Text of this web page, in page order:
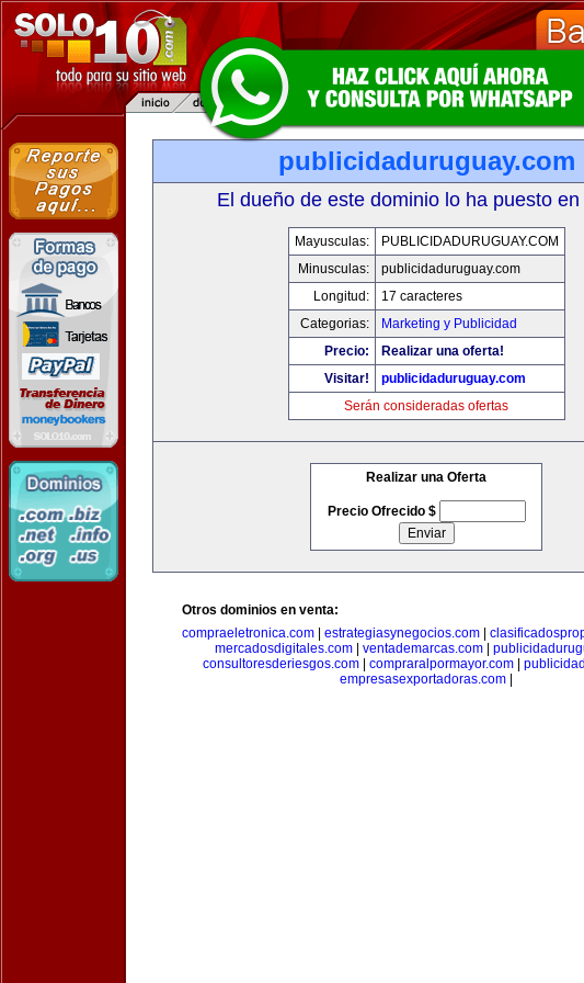
publicidaduruguay.com
El dueño de este dominio lo ha puesto en
Mayusculas:
PUBLICIDADURUGUAY.COM
Minusculas:
publicidaduruguay.com
Longitud:
17 caracteres
Categorias:
Marketing y Publicidad
Precio:
Realizar una oferta!
Visitar!
publicidaduruguay.com
Serán consideradas ofertas
Realizar una Oferta
Precio Ofrecido $
Otros dominios en venta:
compraeletronica.com
estrategiasynegocios.com
mercadosdigitales.com| ventademarcas.com|
consultoresderiesgos.com
compraralpormayor.com
empresasexportadoras.com